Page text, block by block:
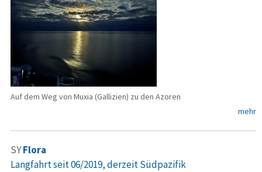
Auf dem Weg von Muxia (Gallizien) zu den Azoren
mehr
SYFlora
Langfahrt seit 06/2019, derzeit Südpazifik